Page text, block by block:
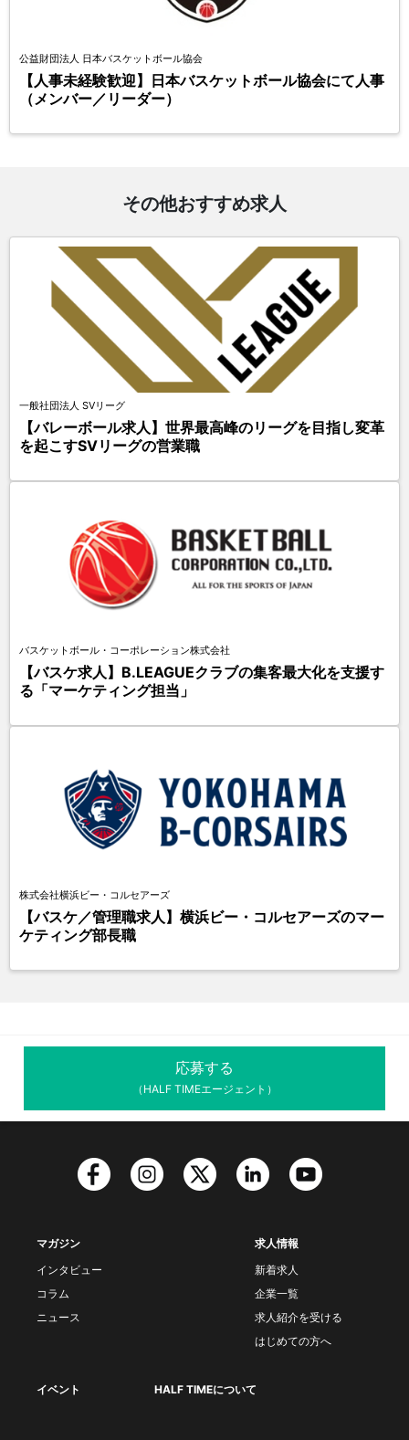
公益財団法人 日本バスケットボール協会
【人事未経験歓迎】日本バスケットボール協会にて人事
（メンバー／リーダー）
その他おすすめ求人
一般社団法人 SVリーグ
【バレーボール求人】世界最高峰のリーグを目指し変革
を起こすSVリーグの営業職
バスケットボール・コーポレーション株式会社
【バスケ求人】B.LEAGUEクラブの集客最大化を支援す
る「マーケティング担当」
株式会社横浜ビー・コルセアーズ
【バスケ／管理職求人】横浜ビー・コルセアーズのマー
ケティング部長職
応募する
（HALF TIMEエージェント）
マガジン
インタビュー
コラム
ニュース
求人情報
新着求人
企業一覧
求人紹介を受ける
はじめての方へ
イベント HALF TIMEについて